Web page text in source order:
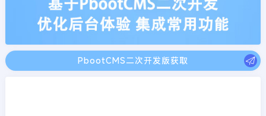
PbootCMS二次开发版获取